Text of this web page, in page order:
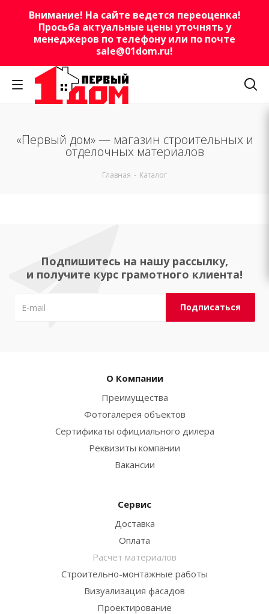
Внимание! На сайте ведется переоценка!
Просьба актуальные цены уточнять у
менеджеров по телефону или по почте
sale@01dom.ru!
«Первый дом» — магазин строительных и
отделочных материалов
Главная - Каталог
Подпишитесь на нашу рассылку,
и получите курс грамотного клиента!
О Компании
Преимущества
Фотогалерея объектов
Сертификаты официального дилера
Реквизиты компании
Вакансии
Сервис
Доставка
Оплата
Расчет материалов
Строительно-монтажные работы
Визуализация фасадов
Проектирование